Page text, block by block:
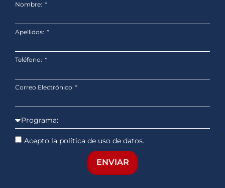
Nombre:
Apellidos:
Teléfono:
Correo Electrónico
Acepto la política de uso de datos.
ENVIAR